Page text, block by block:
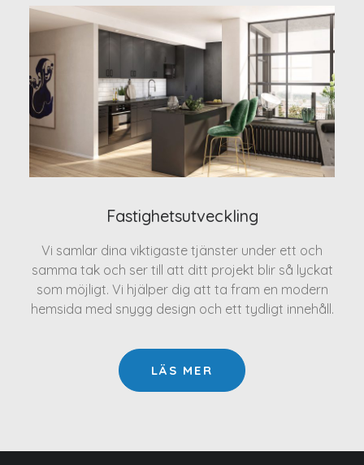
Fastighetsutveckling
Vi samlar dina viktigaste tjänster under ett och
samma tak och ser till att ditt projekt blir så lyckat
som möjligt. Vi hjälper dig att ta fram en modern
hemsida med snygg design och ett tydligt innehåll.
LÄS MER